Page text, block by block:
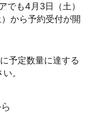
でも4月3日（土）
から予約受付が開
予定数量に達する
。